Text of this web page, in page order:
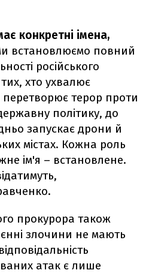
конкретні імена,
встановлюємо повний
російського
хто ухвалює
перетворює терор проти
політику, до
запускає дрони й
містах. Кожна роль
ім'я – встановлене.
прокурора також
злочини не мають
атак є лише